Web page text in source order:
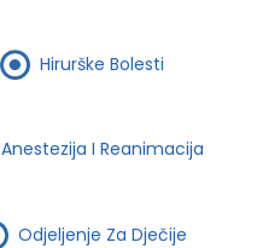
Hirurške Bolesti
Anestezija I Reanimacija
Odjeljenje Za Dječije